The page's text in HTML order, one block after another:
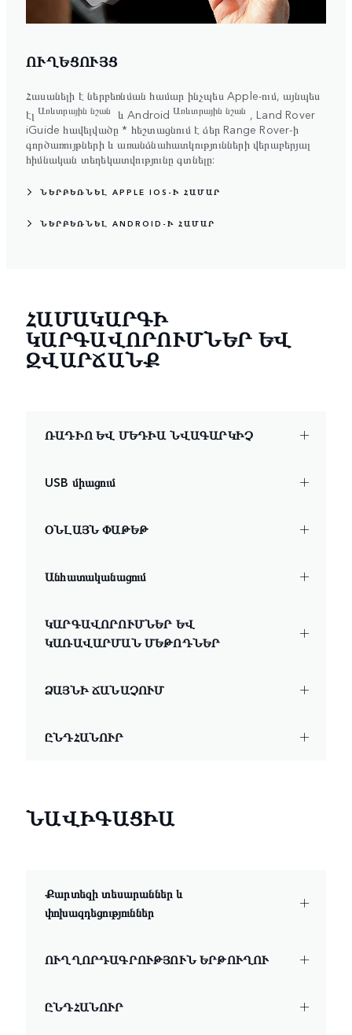
ՈՒՂԵՑՈՒՅՑ
Հասանելի է ներբեռնման համար ինչպես Apple-ում, այնպես
էլ Առևտրային նշան և Android Առևտրային նշան , Land Rover
iGuide հավելվածը * հեշտացնում է ձեր Range Rover-ի
գործառույթների և առանձնահատկությունների վերաբերյալ
հիմնական տեղեկատվությունը գտնելը:
ՆԵՐԲԵՌՆԵԼ APPLE IOS-Ի ՀԱՄԱՐ
ՆԵՐԲԵՌՆԵԼ ANDROID-Ի ՀԱՄԱՐ
ՀԱՄԱԿԱՐԳԻ
ԿԱՐԳԱՎՈՐՈՒՄՆԵՐ ԵՎ
ԶՎԱՐՃԱՆՔ
ՌԱԴԻՈ ԵՎ ՄԵԴԻԱ ՆՎԱԳԱՐԿԻՉ
USB միացում
ՕՆԼԱՅՆ ՓԱԹԵԹ
Անհատականացում
ԿԱՐԳԱՎՈՐՈՒՄՆԵՐ ԵՎ
ԿԱՌԱՎԱՐՄԱՆ ՄԵԹՈԴՆԵՐ
ՁԱՅՆԻ ՃԱՆԱՉՈՒՄ
ԸՆԴՀԱՆՈՒՐ
ՆԱՎԻԳԱՑԻԱ
Քարտեզի տեսարաններ և
փոխազդեցություններ
ՈՒՂՂՈՐԴԱԳՐՈՒԹՅՈՒՆ ԵՐԹՈՒՂՈՒ
ԸՆԴՀԱՆՈՒՐ